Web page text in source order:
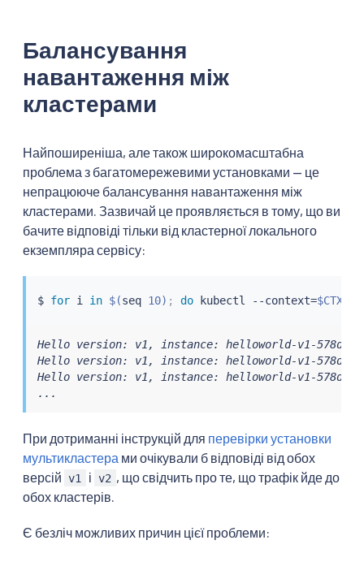
Балансування
навантаження між
кластерами
Найпоширеніша, але також широкомасштабна
проблема з багатомережевими установками — це
непрацююче балансування навантаження між
кластерами. Зазвичай це проявляється в тому, що ви
бачите відповіді тільки від кластерної локального
екземпляра сервісу:
$ for i in $(seq 10) ; do kubectl --context=
Hello version: v1, instance: helloworld-v1-
Hello version: v1, instance: helloworld-v1-
Hello version: v1, instance: helloworld-v1-
...
При дотриманні інструкцій для перевірки установки
мультикластера ми очікували б відповіді від обох
версій v1 і v2 , що свідчить про те, що трафік йде до
обох кластерів.
Є безліч можливих причин цієї проблеми: